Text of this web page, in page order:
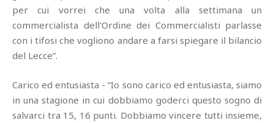
per cui vorrei che una volta alla settimana un
commercialista dell'Ordine dei Commercialisti parlasse
con i tifosi che vogliono andare a farsi spiegare il bilancio
del Lecce”.
Carico ed entusiasta - “Io sono carico ed entusiasta, siamo
in una stagione in cui dobbiamo goderci questo sogno di
salvarci tra 15, 16 punti. Dobbiamo vincere tutti insieme,